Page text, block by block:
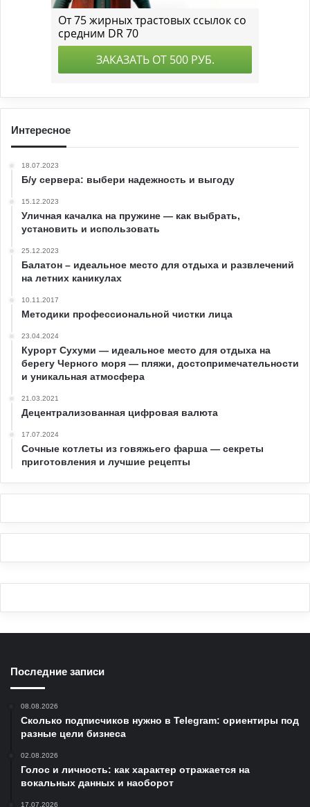
Интересное
18.07.2023
Б/у сервера: выбери надежность и выгоду
15.12.2023
Уличная качалка на пружине — как выбрать,
установить и использовать
25.12.2023
Балатон – идеальное место для отдыха и развлечений
на летних каникулах
10.11.2017
Методики профессиональной чистки лица
23.04.2024
Курорт Сухуми — идеальное место для отдыха на
берегу Черного моря — пляжи, достопримечательности
и уникальная атмосфера
21.03.2021
Децентрализованная цифровая валюта
17.07.2024
Сочные котлеты из говяжьего фарша — секреты
приготовления и лучшие рецепты
Последние записи
08.08.2026
Сколько подписчиков нужно в Telegram: ориентиры под
разные цели бизнеса
02.08.2026
Голос и личность: как характер отражается на
вокальных данных и наоборот
17.07.2026